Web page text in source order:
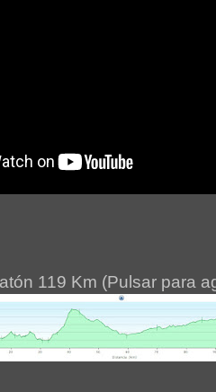
119 Km (Pulsar para